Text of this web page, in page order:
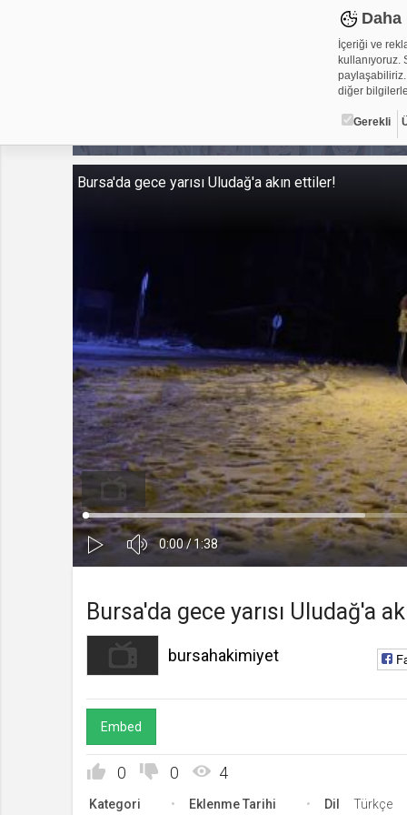
İçeriği ve
kullanıyoruz.
paylaşabiliriz.
diğer
Gerekli
Çerez
Çerezler,
metin
alanlar için
Üçüncü
Ses
Kapa Süre
0:00/Toplam
1:38
Yüklendi:
0%
Yükleniyor:
0%
bursahakimiyet
Kanala Katıl
Bursa'da gece yarısı Uludağ'a akın ettiler!
Bursa'da gece yarısı Uludağ'a
bursahakimiyet
Embed
0 0 4
Kategori Eklenme Tarihi Dil Türkçe